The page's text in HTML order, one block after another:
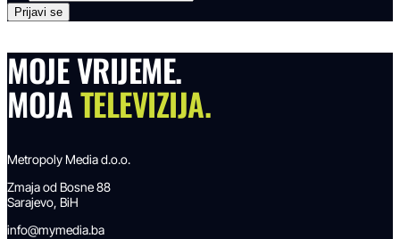
MOJE VRIJEME.
MOJATELEVIZIJA.
Metropoly Media d.o.o.
Zmaja od Bosne 88
Sarajevo, BiH
info@mymedia.ba